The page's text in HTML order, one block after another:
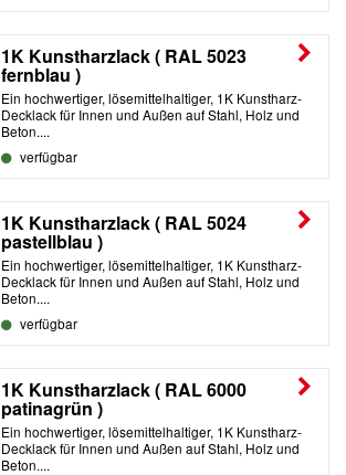
1K Kunstharzlack ( RAL 5023
fernblau )
Ein hochwertiger, lösemittelhaltiger, 1K Kunstharz-
Decklack für Innen und Außen auf Stahl, Holz und
Beton....
verfügbar
1K Kunstharzlack ( RAL 5024
pastellblau )
Ein hochwertiger, lösemittelhaltiger, 1K Kunstharz-
Decklack für Innen und Außen auf Stahl, Holz und
Beton....
verfügbar
1K Kunstharzlack ( RAL 6000
patinagrün )
Ein hochwertiger, lösemittelhaltiger, 1K Kunstharz-
Decklack für Innen und Außen auf Stahl, Holz und
Beton....